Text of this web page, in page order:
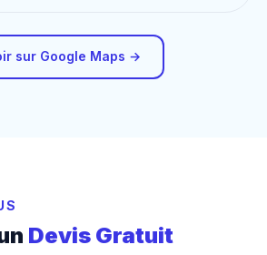
sur Google Maps →
Devis Gratuit